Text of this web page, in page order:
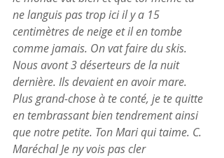
ne languis pas trop ici il y a 15
centimètres de neige et il en tombe
comme jamais. On vat faire du skis.
Nous avont 3 déserteurs de la nuit
dernière. Ils devaient en avoir mare.
Plus grand-chose à te conté, je te quitte
en tembrassant bien tendrement ainsi
que notre petite. Ton Mari qui taime. C.
Maréchal Je ny vois pas cler